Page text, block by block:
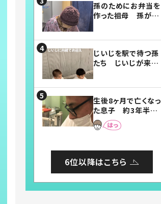
孫のためにお弁当を
作った祖母 孫が絶
じいじを駅で待つ孫
たち じいじが来た
まらない」「幸せにな
れる」
生後8ヶ月で亡くなっ
た息子 約3年半
後、当時の妻の日記
に書いてあった本音
6位以降はこちら